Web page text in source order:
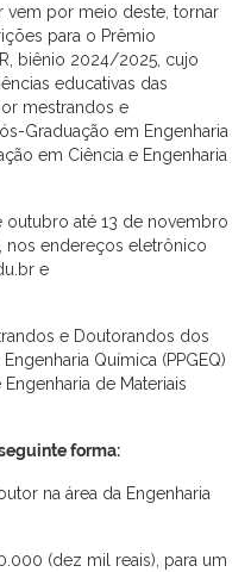
vem por meio deste, tornar
para o Prêmio
biênio 2024/2025, cujo
educativas das
mestrandos e
Graduação em Engenharia
em Ciência e Engenharia
até 13 de novembro
nos endereços eletrônico
e
e Doutorandos dos
Química (PPGEQ)
de Materiais
forma:
na área da Engenharia
(dez mil reais), para um